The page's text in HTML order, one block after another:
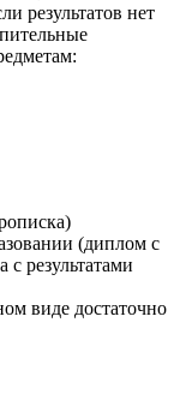
результатов нет
(диплом с
с результатами
виде достаточно